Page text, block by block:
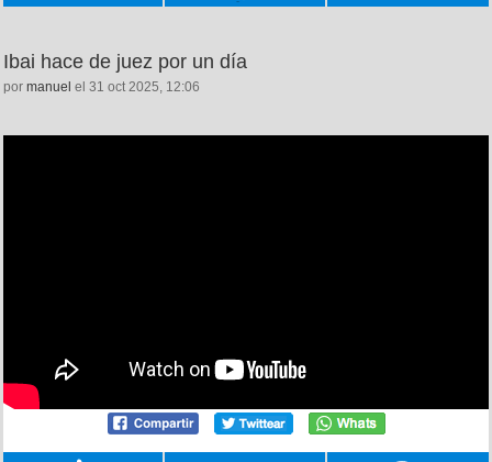
Ibai hace de juez por un día
por manuel el 31 oct 2025, 12:06